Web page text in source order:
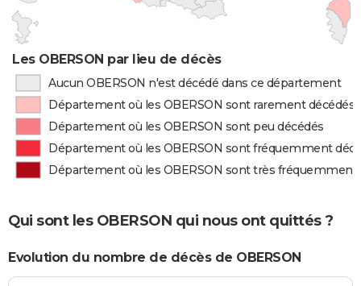
Les OBERSON par lieu de décès
Aucun OBERSON n'est décédé dans ce département
Département où les OBERSON sont rarement décédés
Département où les OBERSON sont peu décédés
Département où les OBERSON sont fréquemment
Département où les OBERSON sont très fréquemment
Qui sont les OBERSON qui nous ont quittés ?
Evolution du nombre de décès de OBERSON